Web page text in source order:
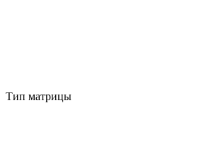
Тип матрицы